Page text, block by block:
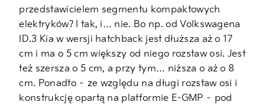
przedstawicielem segmentu kompaktowych
elektryków? I tak, i… nie. Bo np. od Volkswagena
ID.3 Kia w wersji hatchback jest dłuższa aż o 17
cm i ma o 5 cm większy od niego rozstaw osi. Jest
też szersza o 5 cm, a przy tym… niższa o aż o 8
cm. Ponadto – ze względu na długi rozstaw osi i
konstrukcję opartą na platformie E-GMP – pod